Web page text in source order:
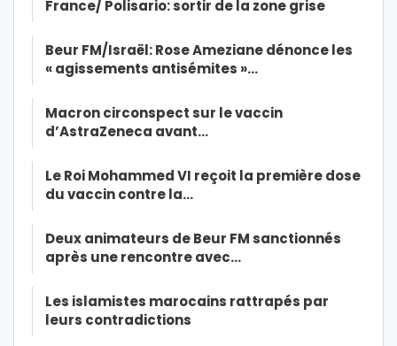
France/ Polisario: sortir de la zone grise
Beur FM/Israël: Rose Ameziane dénonce les
« agissements antisémites »…
Macron circonspect sur le vaccin
d’AstraZeneca avant…
Le Roi Mohammed VI reçoit la première dose
du vaccin contre la…
Deux animateurs de Beur FM sanctionnés
après une rencontre avec…
Les islamistes marocains rattrapés par
leurs contradictions